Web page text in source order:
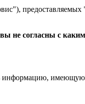
не согласны с
информацию,